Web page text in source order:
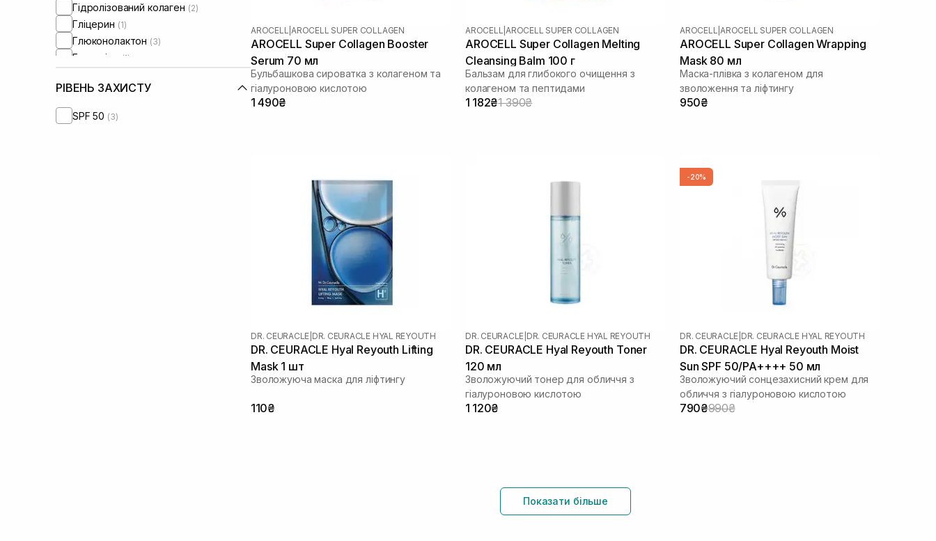
Гідролізований колаген (2)
Гліцерин (1)
Глюконолактон (3)
Глутатіон (1)
Екстракт інжиру
Екстракт центелли азіатської
РІВЕНЬ ЗАХИСТУ
SPF 50 (3)
AROCELL AROCELL SUPER COLLAGEN
AROCELL Super Collagen Booster
Serum 70 мл
Бульбашкова сироватка з колагеном та
гіалуроновою кислотою
1 490₴
AROCELL AROCELL SUPER COLLAGEN
AROCELL Super Collagen Melting
Cleansing Balm 100 г
Бальзам для глибокого очищення з
колагеном та пептидами
1 182₴1 390₴
AROCELL AROCELL SUPER COLLAGEN
AROCELL Super Collagen Wrapping
Mask 80 мл
Маска-плівка з колагеном для
зволоження та ліфтингу
950₴
DR. CEURACLE DR. CEURACLE HYAL REYOUTH
DR. CEURACLE Hyal Reyouth Lifting
Mask 1 шт
Зволожуюча маска для ліфтингу
110₴
DR. CEURACLE DR. CEURACLE HYAL REYOUTH
DR. CEURACLE Hyal Reyouth Toner
120 мл
Зволожуючий тонер для обличчя з
гіалуроновою кислотою
1 120₴
-20%
DR. CEURACLE DR. CEURACLE HYAL REYOUTH
DR. CEURACLE Hyal Reyouth Moist
Sun SPF 50/PA++++ 50 мл
Зволожуючий сонцезахисний крем для
обличчя з гіалуроновою кислотою
790₴990₴
Показати більше